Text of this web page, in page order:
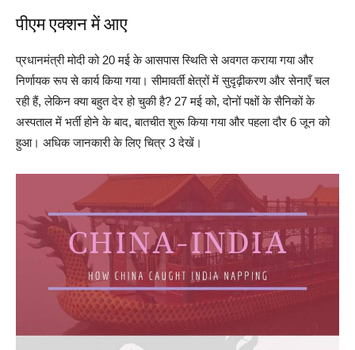
पीएम एक्शन में आए
प्रधानमंत्री मोदी को 20 मई के आसपास स्थिति से अवगत कराया गया और
निर्णायक रूप से कार्य किया गया। सीमावर्ती क्षेत्रों में सुदृढ़ीकरण और सेनाएँ चल
रही हैं, लेकिन क्या बहुत देर हो चुकी है? 27 मई को, दोनों पक्षों के सैनिकों के
अस्पताल में भर्ती होने के बाद, बातचीत शुरू किया गया और पहला दौर 6 जून को
हुआ। अधिक जानकारी के लिए चित्र 3 देखें।